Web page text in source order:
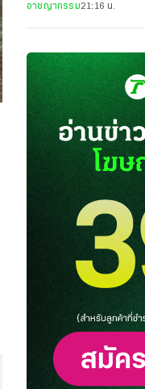
อาชญากรรม21:16 น.